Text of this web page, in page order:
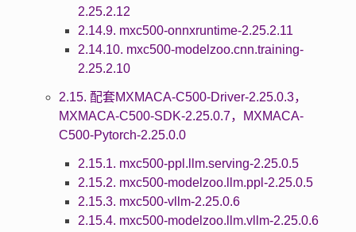
2.25.2.12
2.14.9. mxc500-onnxruntime-2.25.2.11
2.14.10. mxc500-modelzoo.cnn.training-
2.25.2.10
2.15. 配套MXMACA-C500-Driver-2.25.0.3，
MXMACA-C500-SDK-2.25.0.7，MXMACA-
C500-Pytorch-2.25.0.0
2.15.1. mxc500-ppl.llm.serving-2.25.0.5
2.15.2. mxc500-modelzoo.llm.ppl-2.25.0.5
2.15.3. mxc500-vllm-2.25.0.6
2.15.4. mxc500-modelzoo.llm.vllm-2.25.0.6